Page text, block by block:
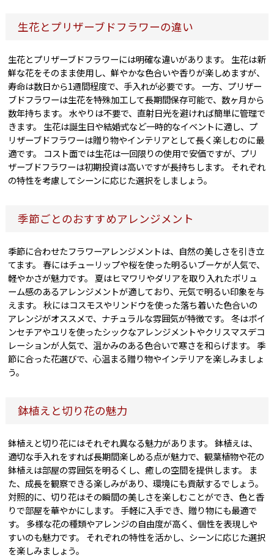
生花とプリザーブドフラワーの違い
生花とプリザーブドフラワーには明確な違いがあります。 生花は新
鮮な花をそのまま使用し、鮮やかな色合いや香りが楽しめますが、
寿命は数日から1週間程度で、手入れが必要です。 一方、プリザー
ブドフラワーは生花を特殊加工して長期間保存可能で、数ヶ月から
数年持ちます。 水やりは不要で、直射日光を避ければ簡単に管理で
きます。 生花は誕生日や結婚式など一時的なイベントに適し、プ
リザーブドフラワーは贈り物やインテリアとして長く楽しむのに最
適です。 コスト面では生花は一回限りの使用で安価ですが、プリ
ザーブドフラワーは初期投資は高いですが長持ちします。 それぞれ
の特性を考慮してシーンに応じた選択をしましょう。
季節ごとのおすすめアレンジメント
季節に合わせたフラワーアレンジメントは、自然の美しさを引き立
てます。 春にはチューリップや桜を使った明るいブーケが人気で、
軽やかさが魅力です。 夏はヒマワリやダリアを取り入れたボリュ
ーム感のあるアレンジメントが適しており、元気で明るい印象を与
えます。 秋にはコスモスやリンドウを使った落ち着いた色合いの
アレンジがオススメで、ナチュラルな雰囲気が特徴です。 冬はポイ
ンセチアやユリを使ったシックなアレンジメントやクリスマスデコ
レーションが人気で、温かみのある色合いで寒さを和らげます。 季
節に合った花選びで、心温まる贈り物やインテリアを楽しみましょ
う。
鉢植えと切り花の魅力
鉢植えと切り花にはそれぞれ異なる魅力があります。 鉢植えは、
適切な手入れをすれば長期間楽しめる点が魅力で、観葉植物や花の
鉢植えは部屋の雰囲気を明るくし、癒しの空間を提供します。 ま
た、成長を観察できる楽しみがあり、環境にも貢献するでしょう。
対照的に、切り花はその瞬間の美しさを楽しむことができ、色と香
りで部屋を華やかにします。 手軽に入手でき、贈り物にも最適で
す。 多様な花の種類やアレンジの自由度が高く、個性を表現しや
すいのも魅力です。 それぞれの特性を活かし、シーンに応じた選択
を楽しみましょう。